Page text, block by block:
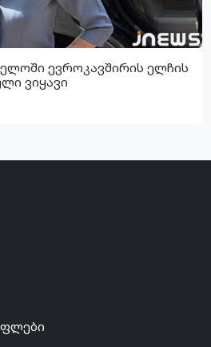
ევროკავშირის ელჩის
ვიყავი